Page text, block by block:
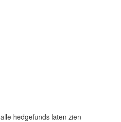
alle hedgefunds laten zien